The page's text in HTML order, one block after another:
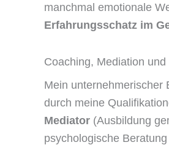
manchmal emotionale
Erfahrungsschatz im
Coaching, Mediation
Mein unternehmerischer
durch meine
Mediator (Ausbildung
psychologische